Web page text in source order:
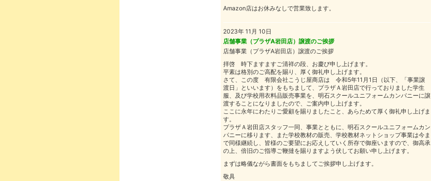
Amazon店はお休みなしで営業致します。
2023年 11月 10日
店舗事業（プラザA岩田店）譲渡のご挨拶
店舗事業（プラザA岩田店）譲渡のご挨拶
拝啓 時下ますますご清祥の段、お慶び申し上げます。
平素は格別のご高配を賜り、厚く御礼申し上げます。
さて、この度 有限会社こうじ屋商店は 令和5年11月1日（以下、「事業譲
渡日」といいます）をもちまして、プラザＡ岩田店で行っておりました学生
服、及び学校用衣料品販売事業を、明石スクールユニフォームカンパニーに譲
渡することになりましたので、ご案内申し上げます。
ここに永年にわたりご愛顧を賜りましたこと、あらためて厚く御礼申し上げま
す。
プラザＡ岩田店スタッフ一同、事業とともに、明石スクールユニフォームカン
パニーに移ります、また学校教材の販売、学校教材ネットショップ事業は今ま
で同様継続し、皆様のご要望にお応えしていく所存で御座いますので、御高承
の上、倍旧のご指導ご鞭撻を賜りますよう伏してお願い申し上げます。
まずは略儀ながら書面をもちましてご挨拶申し上げます。
敬具